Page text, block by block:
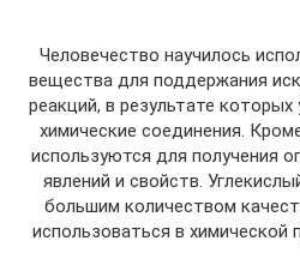
Человечество научилось
вещества для поддержания
реакций, в результате которых
химические соединения.
используются для получения
явлений и свойств.
большим количеством
использоваться в